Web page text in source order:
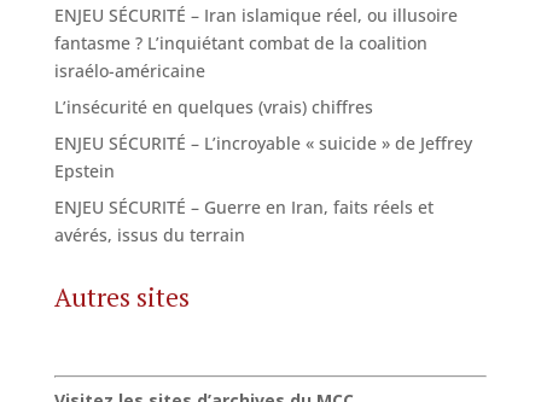
ENJEU SÉCURITÉ – Iran islamique réel, ou illusoire
fantasme ? L’inquiétant combat de la coalition
israélo-américaine
L’insécurité en quelques (vrais) chiffres
ENJEU SÉCURITÉ – L’incroyable « suicide » de Jeffrey
Epstein
ENJEU SÉCURITÉ – Guerre en Iran, faits réels et
avérés, issus du terrain
Autres sites